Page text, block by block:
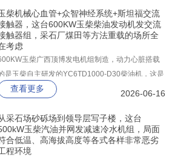
论在何时，这台机器能够轻松应对110%的额定负
冲击，绝不掉链子。
柴机械心血管+众智神经系统+斯坦福交流
触器，这台600KW玉柴柴油发动机发交流
触器组，采石厂煤田等方法重载的场所全
考虑
玉柴广西顶博发电机组制造，动力心脏搭载
是玉柴自主研发的YC6TD1000-D30柴油机，这是
台经过严苛台架试验验证的工业级发动机，常用功
查看更多 2026-06-16
采石场砂砾场到领导层写子楼，这台
玉柴汽油并网发减速冷水机组，局面
合低温、高海拔高度等各式各样非常恶劣
程环境